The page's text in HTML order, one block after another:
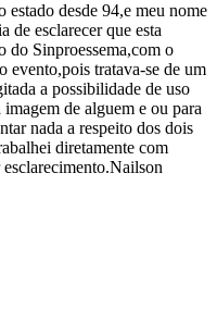
estado desde 94,e meu nome
de esclarecer que esta
do Sinproessema,com o
evento,pois tratava-se de um
a possibilidade de uso
de alguem e ou para
nada a respeito dos dois
diretamente com